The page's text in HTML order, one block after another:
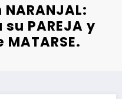
PAREJA y